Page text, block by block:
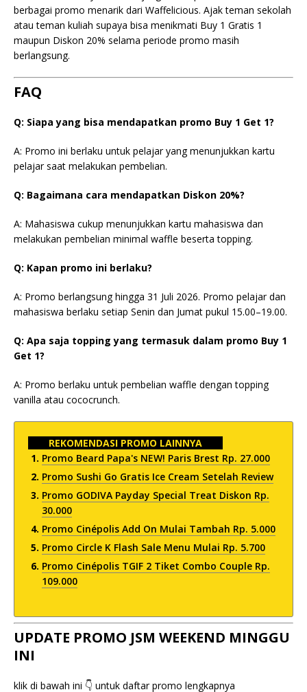
berbagai promo menarik dari Waffelicious. Ajak teman sekolah
atau teman kuliah supaya bisa menikmati Buy 1 Gratis 1
maupun Diskon 20% selama periode promo masih
berlangsung.
FAQ
Q: Siapa yang bisa mendapatkan promo Buy 1 Get 1?
A: Promo ini berlaku untuk pelajar yang menunjukkan kartu
pelajar saat melakukan pembelian.
Q: Bagaimana cara mendapatkan Diskon 20%?
A: Mahasiswa cukup menunjukkan kartu mahasiswa dan
melakukan pembelian minimal waffle beserta topping.
Q: Kapan promo ini berlaku?
A: Promo berlangsung hingga 31 Juli 2026. Promo pelajar dan
mahasiswa berlaku setiap Senin dan Jumat pukul 15.00–19.00.
Q: Apa saja topping yang termasuk dalam promo Buy 1
Get 1?
A: Promo berlaku untuk pembelian waffle dengan topping
vanilla atau cococrunch.
REKOMENDASI PROMO LAINNYA
Promo Beard Papa's NEW! Paris Brest Rp. 27.000
Promo Sushi Go Gratis Ice Cream Setelah Review
Promo GODIVA Payday Special Treat Diskon Rp.
30.000
Promo Cinépolis Add On Mulai Tambah Rp. 5.000
Promo Circle K Flash Sale Menu Mulai Rp. 5.700
Promo Cinépolis TGIF 2 Tiket Combo Couple Rp.
109.000
UPDATE PROMO JSM WEEKEND MINGGU
INI
klik di bawah ini 👇 untuk daftar promo lengkapnya